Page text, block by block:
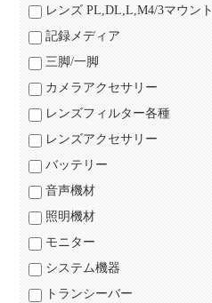
レンズ PL,DL,L,M4/3マウント
記録メディア
三脚/一脚
カメラアクセサリー
レンズフィルター各種
レンズアクセサリー
バッテリー
音声機材
照明機材
モニター
システム機器
トランシーバー